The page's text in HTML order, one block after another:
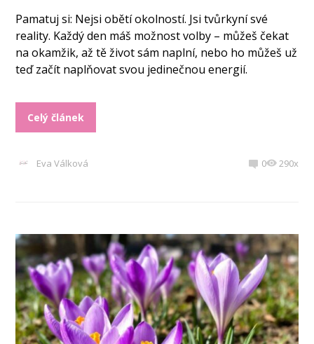
Pamatuj si: Nejsi obětí okolností. Jsi tvůrkyní své
reality. Každý den máš možnost volby – můžeš čekat
na okamžik, až tě život sám naplní, nebo ho můžeš už
teď začít naplňovat svou jedinečnou energií.
Celý článek
Eva Válková 0 290x